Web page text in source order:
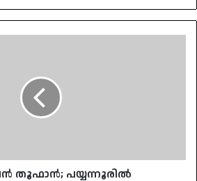
തൂഫാൻ; പയ്യന്നൂരിൽ